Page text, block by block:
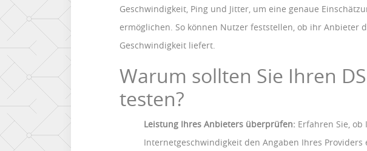
Geschwindigkeit, Ping und Jitter, um eine genaue
ermöglichen. So können Nutzer feststellen, ob ihr Anbieter
Geschwindigkeit liefert.
Warum sollten Sie Ihren
testen?
Leistung Ihres Anbieters überprüfen: Erfahren Sie, ob
Internetgeschwindigkeit den Angaben Ihres Providers